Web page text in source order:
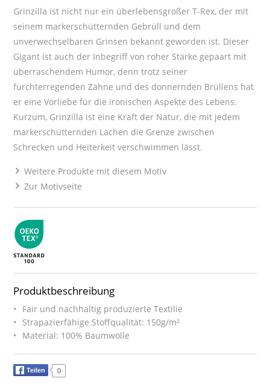
Grinzilla ist nicht nur ein überlebensgroßer T-Rex, der mit
seinem markerschütternden Gebrüll und dem
unverwechselbaren Grinsen bekannt geworden ist. Dieser
Gigant ist auch der Inbegriff von roher Stärke gepaart mit
überraschendem Humor, denn trotz seiner
furchterregenden Zähne und des donnernden Brüllens hat
er eine Vorliebe für die ironischen Aspekte des Lebens.
Kurzum, Grinzilla ist eine Kraft der Natur, die mit jedem
markerschütternden Lachen die Grenze zwischen
Schrecken und Heiterkeit verschwimmen lässt.
Weitere Produkte mit diesem Motiv
Zur Motivseite
Produktbeschreibung
Fair und nachhaltig produzierte Textilie
Strapazierfähige Stoffqualität: 150g/m²
Material: 100% Baumwolle
Teilen 0